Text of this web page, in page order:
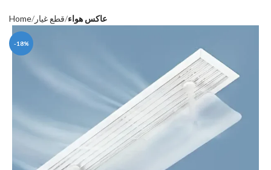
Home قطع غيار عاكس هواء
-18%